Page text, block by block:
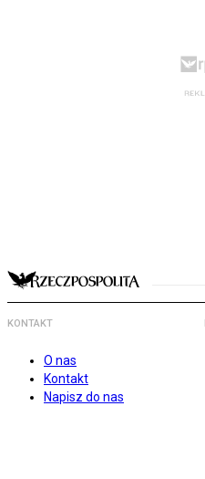
KONTAKT
O nas
Kontakt
Napisz do nas